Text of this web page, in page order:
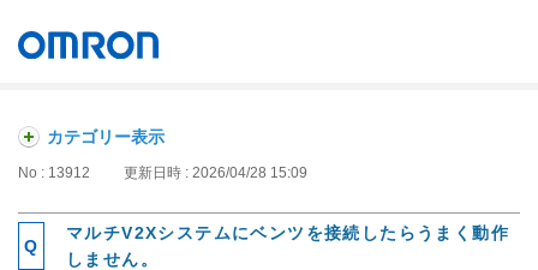
カテゴリー表示
No : 13912 更新日時 : 2026/04/28 15:09
マルチV2Xシステムにベンツを接続したらうまく動作
しません。